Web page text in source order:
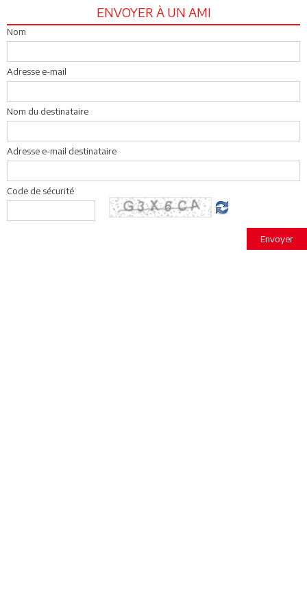
ENVOYER À UN AMI
Nom
Adresse e-mail
Nom du destinataire
Adresse e-mail destinataire
Code de sécurité
Envoyer